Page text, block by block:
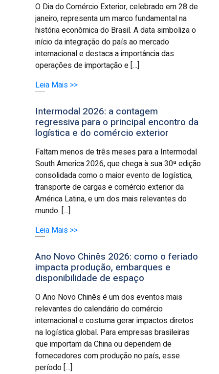
O Dia do Comércio Exterior, celebrado em 28 de
janeiro, representa um marco fundamental na
história econômica do Brasil. A data simboliza o
início da integração do país ao mercado
internacional e destaca a importância das
operações de importação e […]
Leia Mais >>
Intermodal 2026: a contagem
regressiva para o principal encontro da
logística e do comércio exterior
Faltam menos de três meses para a Intermodal
South America 2026, que chega à sua 30ª edição
consolidada como o maior evento de logística,
transporte de cargas e comércio exterior da
América Latina, e um dos mais relevantes do
mundo. […]
Leia Mais >>
Ano Novo Chinês 2026: como o feriado
impacta produção, embarques e
disponibilidade de espaço
O Ano Novo Chinês é um dos eventos mais
relevantes do calendário do comércio
internacional e costuma gerar impactos diretos
na logística global. Para empresas brasileiras
que importam da China ou dependem de
fornecedores com produção no país, esse
período […]